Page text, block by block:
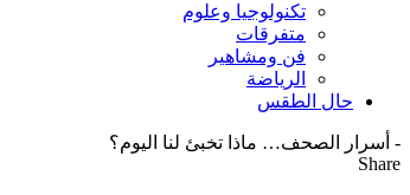
تكنولوجيا وعلوم
متفرقات
فن ومشاهير
الرياضة
حال الطقس
- أسرار الصحف… ماذا تخبئ لنا اليوم؟
Share